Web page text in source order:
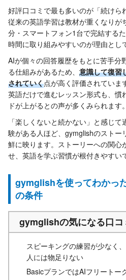
好評口コミで最も多いのが「続けら
従来の英語学習は教材が重くなり
分・スマートフォン1台で完結する
時間に取り組みやすいのが理由とし
AIが個々の回答履歴をもとに苦手分
る仕組みがあるため、 意識して復習
されていく点が高く評価されていま
英語だけで進むレッスン形式も、慣
ドが上がるとの声が多くみられます。
「楽しくないと続かない」と感じ
験がある人ほど、gymglishのストー
鮮に映ります。ストーリーへの関心
せ、英語を学ぶ習慣が根付きやすい
gymglishを使ってわかっ
の条件
gymglishの気になる口コ
スピーキングの練習が少なく
人には物足りない
BasicプランではAIフリートー